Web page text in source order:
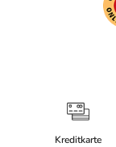
Kreditkarte